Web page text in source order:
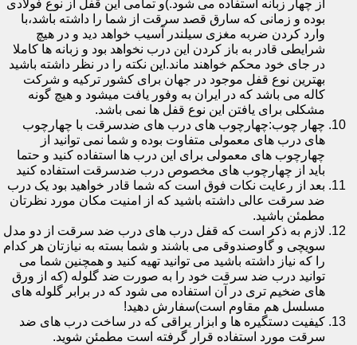
از چهار زبانه استفاده می شود.)و تمامی این قفل از نوع فولادی
بوده و زمانی که سارق قصد سرقت از شما را داشته باشد،با
وارد کردن ضربه مغزی سیلندر آسیب خواهد دید و در هیچ
شرایطی قادر به باز کردن این درب نخواهد بود و زبانه ها کاملا
در جای خود محکم خواهند ماند.این نکته را در نظر داشته باشید
بهترین نوع قفل موجود در جهان برای کشور ترکیه و شرکت
کاله می باشد که در ایران به وفور یافت میشود و هیچ گونه
مشکلی برای یافتن این نوع قفل ها نمی باشد.
چهار چوب:چهارچوب های درب های ضدسرقت با چهارچوب
های درب های معمولی متفاوت بوده و شما نمی توانید از
چهارچوب های معمولی برای این درب ها استفاده کنید و حتما
باید از چهارچوب های مخصوص درب ضدسرقت استفاده کنید
بعد از رعایت نکات فوق است که شما قادر خواهید بود یک درب
ضد سرقت عالی داشته باشید که از امنیت مکان مورد نظرتان
مطمئن باشید.
لازم به ذکر است که قفل درب های درب ضد سرقت از دو مدل
سویچی و گاوصندوقی می باشند و شما بسته به نیازتان هر کدام
را که نیاز داشته باشید می توانید تهیه کنید و همچنین شما می
توانید درب ضد سرقت خود را به صورت ضد گلوله (که از ورق
های ضخیم تری در آن استفاده می شود که در برابر گلوله های
مسلسل هم مقاوم است)سفارش دهید!
کیفیت دستگیره ها و ابزار یراقی که در ساخت درب های ضد
سرقت مورد استفاده قرار گرفته است مطمئن شوید.